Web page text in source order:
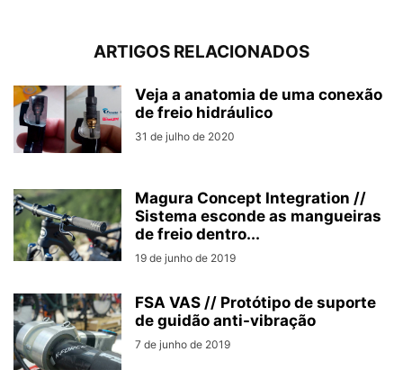
ARTIGOS RELACIONADOS
Veja a anatomia de uma conexão
de freio hidráulico
31 de julho de 2020
Magura Concept Integration //
Sistema esconde as mangueiras
de freio dentro...
19 de junho de 2019
FSA VAS // Protótipo de suporte
de guidão anti-vibração
7 de junho de 2019